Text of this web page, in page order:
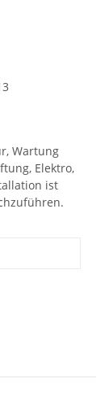
Wartung
Elektro,
ist